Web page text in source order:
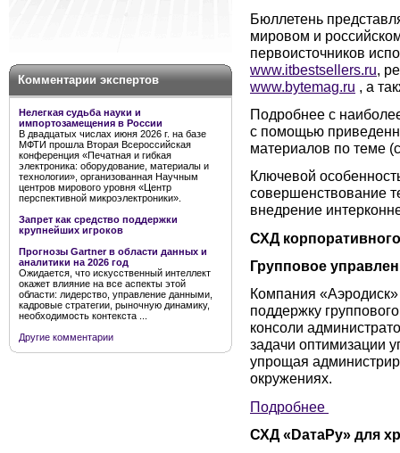
Комментарии экспертов
Нелегкая судьба науки и
импортозамещения в России
В двадцатых числах июня 2026 г. на базе
МФТИ прошла Вторая Всероссийская
конференция «Печатная и гибкая
электроника: оборудование, материалы и
технологии», организованная Научным
центров мирового уровня «Центр
перспективной микроэлектроники».
Запрет как средство поддержки
крупнейших игроков
Прогнозы Gartner в области данных и
аналитики на 2026 год
Ожидается, что искусственный интеллект
окажет влияние на все аспекты этой
области: лидерство, управление данными,
кадровые стратегии, рыночную динамику,
необходимость контекста ...
Другие комментарии
Бюллетень
мировом и
первоисточников
www.itbestsellers.ru,
www.bytemag.ru , а
Подробнее с
с помощью
материалов по теме
Ключевой
совершенствование
внедрение
СХД
Групповое
Компания
поддержку
консоли
задачи оптимизации
упрощая
окружениях.
Подробнее
СХД «DатаРу» для